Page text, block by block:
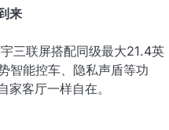
来
三联屏搭配同级最大21.4英
智能控车、隐私声盾等功
客厅一样自在。